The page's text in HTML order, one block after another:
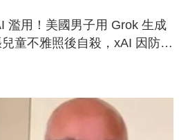
濫用！美國男子用 Grok 生成
童不雅照後自殺，xAI 因防護